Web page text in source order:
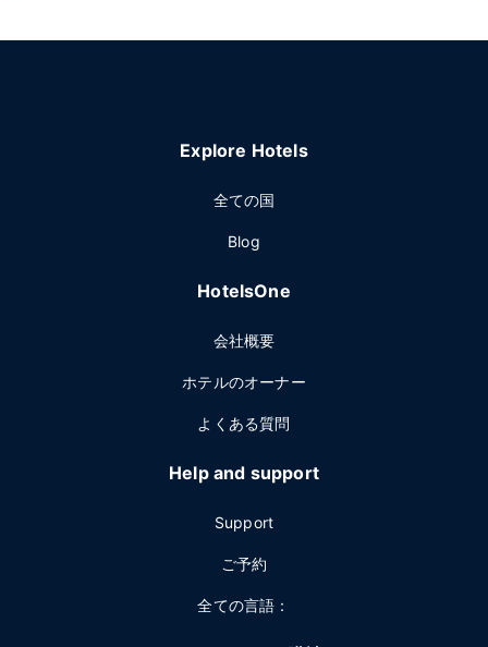
Explore Hotels
全ての国
Blog
HotelsOne
会社概要
ホテルのオーナー
よくある質問
Help and support
Support
ご予約
全ての言語：